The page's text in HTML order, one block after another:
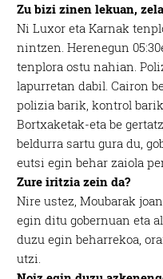
Zu bizi zinen lekuan,
Ni Luxor eta Karnak
nintzen. Herenegun
tenplora ostu nahian.
lapurretan dabil. Cairon
polizia barik, kontrol
Bortxaketak-eta be
beldurra sartu gura du,
eutsi egin behar zaiola
Zure iritzia zein da?
Nire ustez, Moubarak
egin ditu gobernuan eta
duzu egin beharrekoa,
utzi.